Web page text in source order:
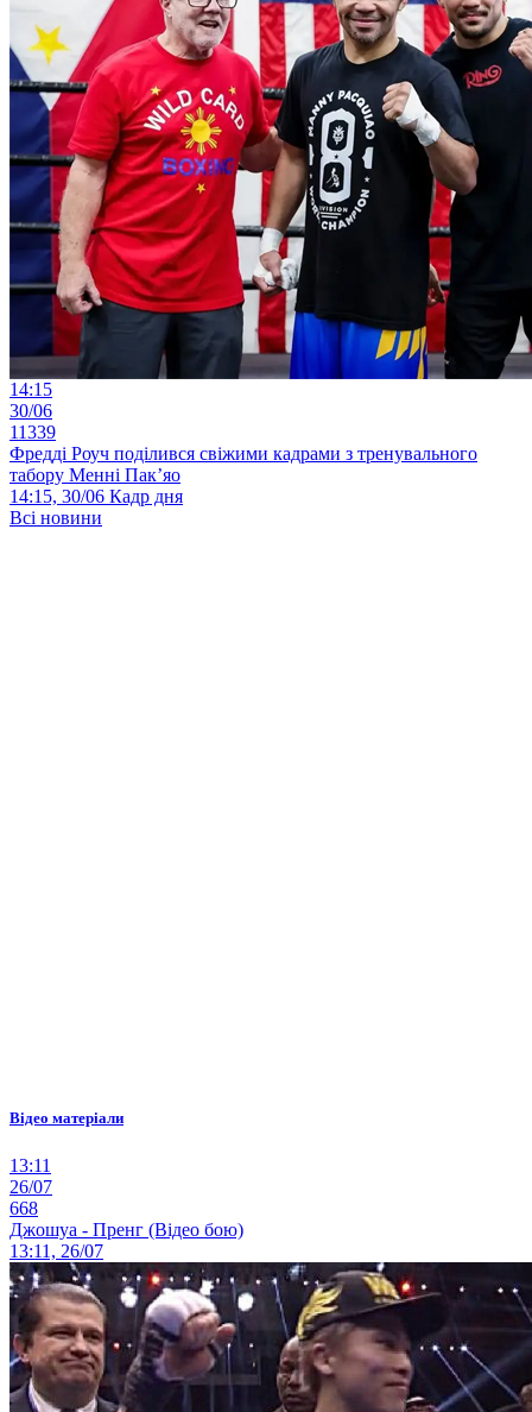
14:15
30/06
11339
Фредді Роуч поділився свіжими кадрами з тренувального
табору Менні Пак’яо
14:15, 30/06 Кадр дня
Всі новини
Відео матеріали
13:11
26/07
668
Джошуа - Пренг (Відео бою)
13:11, 26/07